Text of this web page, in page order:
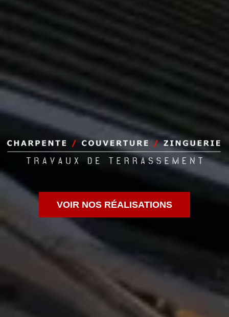
VOIR NOS RÉALISATIONS